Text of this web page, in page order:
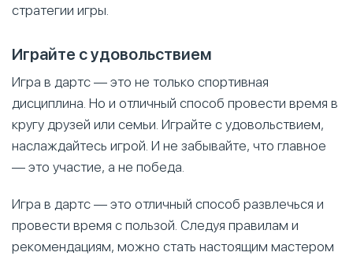
стратегии игры.
Играйте с удовольствием
Игра в дартс — это не только спортивная
дисциплина. Но и отличный способ провести время в
кругу друзей или семьи. Играйте с удовольствием,
наслаждайтесь игрой. И не забывайте, что главное
— это участие, а не победа.
Игра в дартс — это отличный способ развлечься и
провести время с пользой. Следуя правилам и
рекомендациям, можно стать настоящим мастером